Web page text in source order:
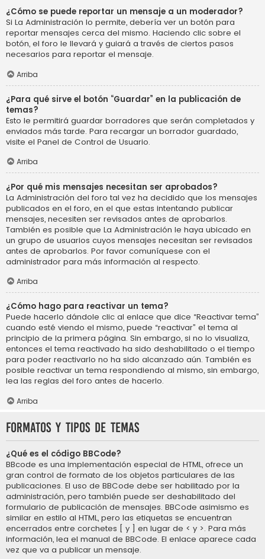
¿Cómo se puede reportar un mensaje a un moderador?
Si La Administración lo permite, debería ver un botón para
reportar mensajes cerca del mismo. Haciendo clic sobre el
botón, el foro le llevará y guiará a través de ciertos pasos
necesarios para reportar el mensaje.
Arriba
¿Para qué sirve el botón “Guardar” en la publicación de
temas?
Esto le permitirá guardar borradores que serán completados y
enviados más tarde. Para recargar un borrador guardado,
visite el Panel de Control de Usuario.
Arriba
¿Por qué mis mensajes necesitan ser aprobados?
La Administración del foro tal vez ha decidido que los mensajes
publicados en el foro, en el que estas intentando publicar
mensajes, necesiten ser revisados antes de aprobarlos.
También es posible que La Administración le haya ubicado en
un grupo de usuarios cuyos mensajes necesitan ser revisados
antes de aprobarlos. Por favor comuníquese con el
administrador para más información al respecto.
Arriba
¿Cómo hago para reactivar un tema?
Puede hacerlo dándole clic al enlace que dice “Reactivar tema”
cuando esté viendo el mismo, puede “reactivar” el tema al
principio de la primera página. Sin embargo, si no lo visualiza,
entonces el tema reactivado ha sido deshabilitado o el tiempo
para poder reactivarlo no ha sido alcanzado aún. También es
posible reactivar un tema respondiendo al mismo, sin embargo,
lea las reglas del foro antes de hacerlo.
Arriba
Formatos y tipos de temas
¿Qué es el código BBCode?
BBcode es una implementación especial de HTML, ofrece un
gran control de formato de los objetos particulares de las
publicaciones. El uso de BBCode debe ser habilitado por la
administración, pero también puede ser deshabilitado del
formulario de publicación de mensajes. BBCode asimismo es
similar en estilo al HTML, pero las etiquetas se encuentran
encerrados entre corchetes [ y ] en lugar de < y >. Para más
información, lea el manual de BBCode. El enlace aparece cada
vez que va a publicar un mensaje.